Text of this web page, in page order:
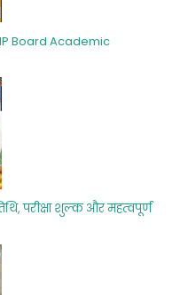
Board Academic
परीक्षा शुल्‍क और महत्‍वपूर्ण